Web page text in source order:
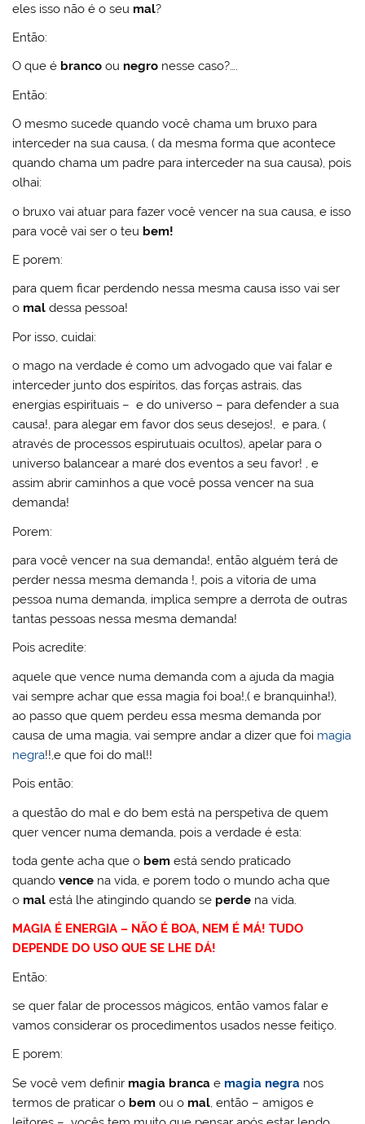
eles isso não é o seu mal?
Então:
O que é branco ou negro nesse caso?….
Então:
O mesmo sucede quando você chama um bruxo para
interceder na sua causa, ( da mesma forma que acontece
quando chama um padre para interceder na sua causa), pois
olhai:
o bruxo vai atuar para fazer você vencer na sua causa, e isso
para você vai ser o teu bem!
E porem:
para quem ficar perdendo nessa mesma causa isso vai ser
o mal dessa pessoa!
Por isso, cuidai:
o mago na verdade é como um advogado que vai falar e
interceder junto dos espíritos, das forças astrais, das
energias espirituais – e do universo – para defender a sua
causa!, para alegar em favor dos seus desejos!, e para, (
através de processos espirutuais ocultos), apelar para o
universo balancear a maré dos eventos a seu favor! , e
assim abrir caminhos a que você possa vencer na sua
demanda!
Porem:
para você vencer na sua demanda!, então alguém terá de
perder nessa mesma demanda !, pois a vitoria de uma
pessoa numa demanda, implica sempre a derrota de outras
tantas pessoas nessa mesma demanda!
Pois acredite:
aquele que vence numa demanda com a ajuda da magia
vai sempre achar que essa magia foi boa!,( e branquinha!),
ao passo que quem perdeu essa mesma demanda por
causa de uma magia, vai sempre andar a dizer que foi magia
negra!!,e que foi do mal!!
Pois então:
a questão do mal e do bem está na perspetiva de quem
quer vencer numa demanda, pois a verdade é esta:
toda gente acha que o bem está sendo praticado
quandovence na vida, e porem todo o mundo acha que
o mal está lhe atingindo quando se perde na vida.
MAGIA É ENERGIA – NÃO É BOA, NEM É MÁ! TUDO
DEPENDE DO USO QUE SE LHE DÁ!
Então:
se quer falar de processos mágicos, então vamos falar e
vamos considerar os procedimentos usados nesse feitiço.
E porem:
Se você vem definir magia branca e magia negra nos
termos de praticar o bem ou o mal, então – amigos e